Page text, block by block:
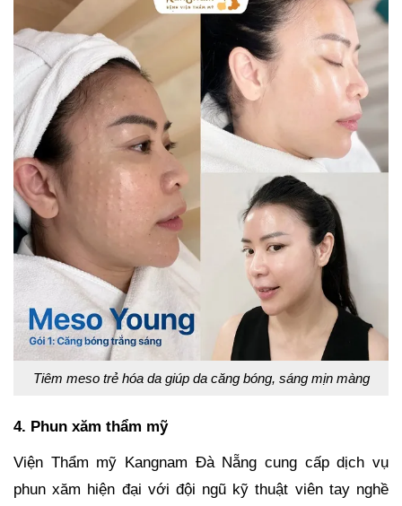
Tiêm meso trẻ hóa da giúp da căng bóng, sáng mịn màng
4. Phun xăm thẩm mỹ
Viện Thẩm mỹ Kangnam Đà Nẵng cung cấp dịch vụ
phun xăm hiện đại với đội ngũ kỹ thuật viên tay nghề